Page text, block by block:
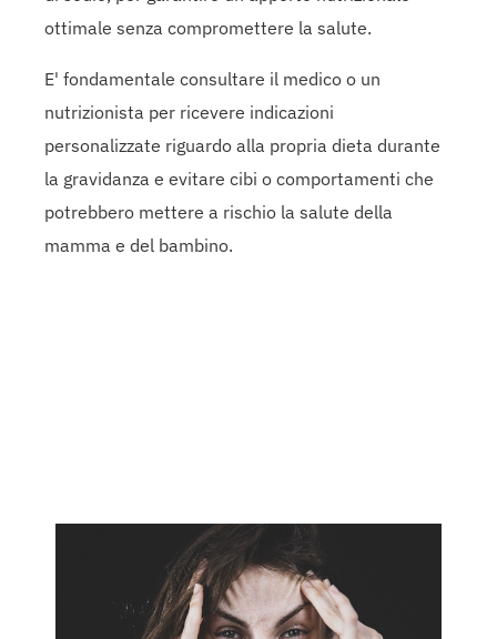
ottimale senza compromettere la salute.
E' fondamentale consultare il medico o un
nutrizionista per ricevere indicazioni
personalizzate riguardo alla propria dieta durante
la gravidanza e evitare cibi o comportamenti che
potrebbero mettere a rischio la salute della
mamma e del bambino.